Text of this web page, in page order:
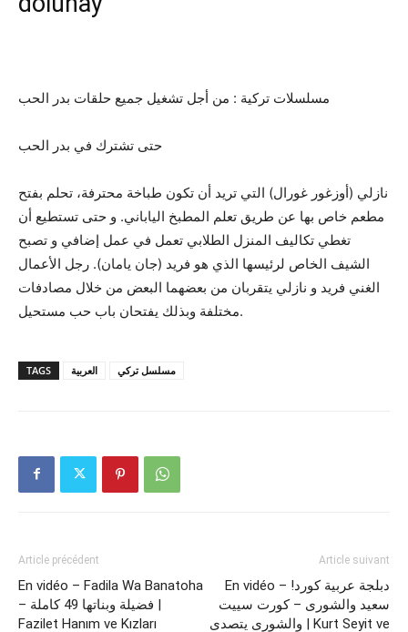
مسلسلات تركية : من أجل تشغيل جميع حلقات بدر الحب
حتى تشترك في بدر الحب
نازلي (أوزغور غورال) التي تريد أن تكون طباخة محترفة، تحلم بفتح
مطعم خاص بها عن طريق تعلم المطبخ الياباني. و حتى تستطيع أن
تغطي تكاليف المنزل الطلابي تعمل في عمل إضافي و تصبح
الشيف الخاص لرئيسها الذي هو فريد (جان يامان). رجل الأعمال
الغني فريد و نازلي يتقربان من بعضهما البعض من خلال مصادفات
مختلفة وبذلك يفتحان باب حب مستحيل.
TAGS العربية مسلسل تركي
Article précédent
En vidéo – Fadila Wa Banatoha
– فضيلة وبناتها 49 كاملة |
Fazilet Hanım ve Kızları
Article suivant
En vidéo – !دبلجة عربية كورد
سعيد والشورى – كورت سييت
والشورى يتصدى | Kurt Seyit ve